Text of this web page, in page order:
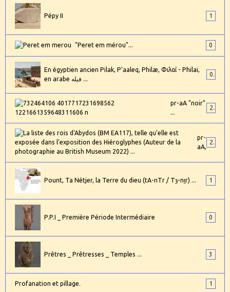
Pépy II 1
"Peret em mérou"... 0
En égyptien ancien Pilak, P'aaleq, Philæ, Φιλαί - Philai,
en arabe فيله ...
0
pr-aA "noir"
...
2
pr-
aA,
24
Pount, Ta Nétjer, la Terre du dieu (tA-nTr / Tȝ-nṯr) ... 1
P.P.I _ Première Période Intermédiaire 0
Prêtres _ Prêtresses _ Temples ... 3
Profanation et pillage. 1